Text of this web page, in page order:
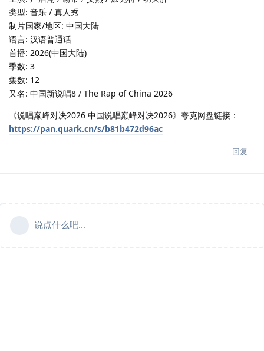
类型: 音乐 / 真人秀
制片国家/地区: 中国大陆
语言: 汉语普通话
首播: 2026(中国大陆)
季数: 3
集数: 12
又名: 中国新说唱8 / The Rap of China 2026
《说唱巅峰对决2026 中国说唱巅峰对决2026》夸克网盘链接：
https://pan.quark.cn/s/b81b472d96ac
回复
说点什么吧...